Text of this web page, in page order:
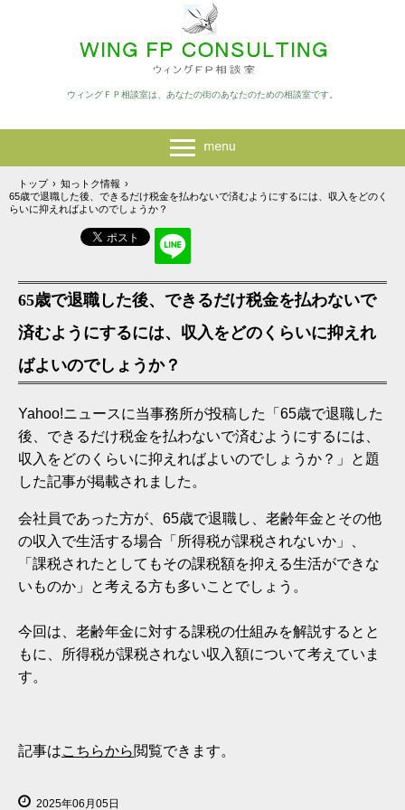
ウィングＦＰ相談室は、あなたの街のあなたのための相談室です。
トップ › 知っトク情報 ›
65歳で退職した後、できるだけ税金を払わないで済むようにするには、収入をどのく
らいに抑えればよいのでしょうか？
65歳で退職した後、できるだけ税金を払わないで
済むようにするには、収入をどのくらいに抑えれ
ばよいのでしょうか？
Yahoo!ニュースに当事務所が投稿した「65歳で退職した
後、できるだけ税金を払わないで済むようにするには、
収入をどのくらいに抑えればよいのでしょうか？」と題
した記事が掲載されました。
会社員であった方が、65歳で退職し、老齢年金とその他
の収入で生活する場合「所得税が課税されないか」、
「課税されたとしてもその課税額を抑える生活ができな
いものか」と考える方も多いことでしょう。
今回は、老齢年金に対する課税の仕組みを解説するとと
もに、所得税が課税されない収入額について考えていま
す。
記事はこちらから閲覧できます。
2025年06月05日